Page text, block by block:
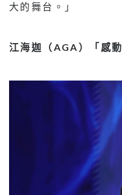
大的舞台。」
江海迦（AGA）「感